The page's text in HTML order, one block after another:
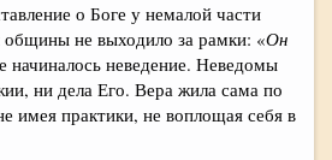
о Боге у немалой части
общины не выходило за рамки: «Он
начиналось неведение. Неведомы
ни дела Его. Вера жила сама по
имея практики, не воплощая себя в